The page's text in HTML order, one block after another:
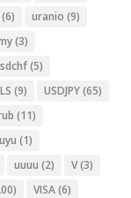
(6) uranio (9)
(3)
(5)
(9) USDJPY(65)
(11)
(1)
uuuu (2) V(3)
VISA(6)